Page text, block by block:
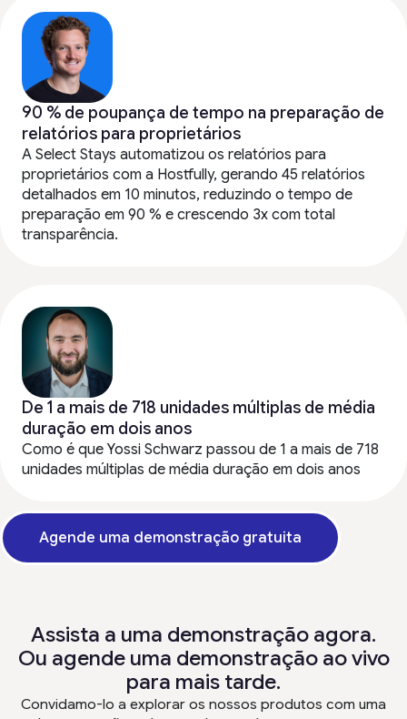
90 % de poupança de tempo na preparação de
relatórios para proprietários
A Select Stays automatizou os relatórios para
proprietários com a Hostfully, gerando 45 relatórios
detalhados em 10 minutos, reduzindo o tempo de
preparação em 90 % e crescendo 3x com total
transparência.
De 1 a mais de 718 unidades múltiplas de média
duração em dois anos
Como é que Yossi Schwarz passou de 1 a mais de 718
unidades múltiplas de média duração em dois anos
Agende uma demonstração gratuita
Assista a uma demonstração agora.
Ou agende uma demonstração ao vivo
para mais tarde.
Convidamo-lo a explorar os nossos produtos com uma